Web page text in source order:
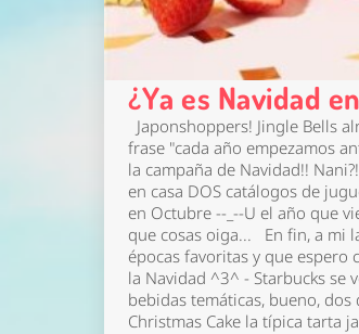
¿Ya es Navidad
Japonshoppers! Jingle Bells
frase "cada año empezamos
la campaña de Navidad!!
en casa DOS catálogos de
en Octubre --_--U el año que
que cosas oiga... En fin, a mi
épocas favoritas y que
la Navidad ^3^ - Starbucks se
bebidas temáticas, bueno,
Christmas Cake la típica tarta